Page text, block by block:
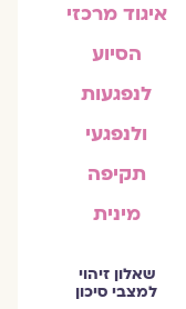
איגוד מרכזי
הסיוע
לנפגעות
ולנפגעי
תקיפה
מינית
שאלון זיהוי
למצבי סיכון